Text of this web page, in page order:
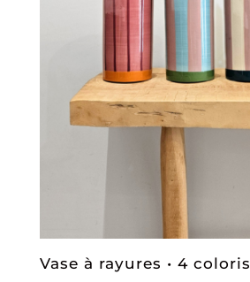
Vase à rayures • 4 coloris